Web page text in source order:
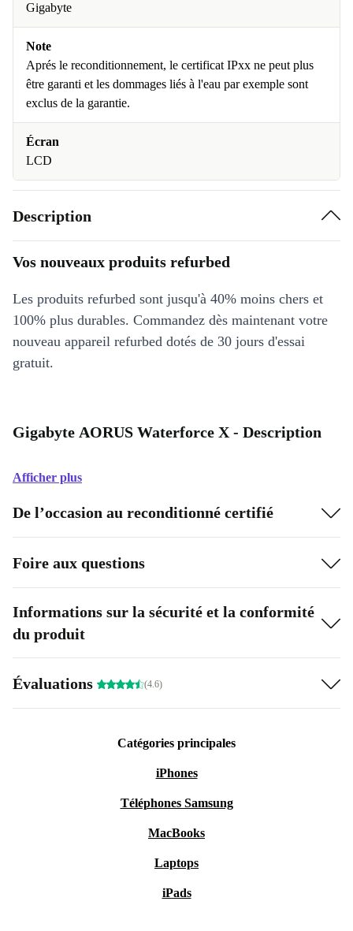
Gigabyte
Note
Aprés le reconditionnement, le certificat IPxx ne peut plus
être garanti et les dommages liés à l'eau par exemple sont
exclus de la garantie.
Écran
LCD
Description
Vos nouveaux produits refurbed
Les produits refurbed sont jusqu'à 40% moins chers et
100% plus durables. Commandez dès maintenant votre
nouveau appareil refurbed dotés de 30 jours d'essai
gratuit.
Gigabyte AORUS Waterforce X - Description
Afficher plus
De l’occasion au reconditionné certifié
Foire aux questions
Informations sur la sécurité et la conformité
du produit
Évaluations (4.6)
Catégories principales
iPhones
Téléphones Samsung
MacBooks
Laptops
iPads